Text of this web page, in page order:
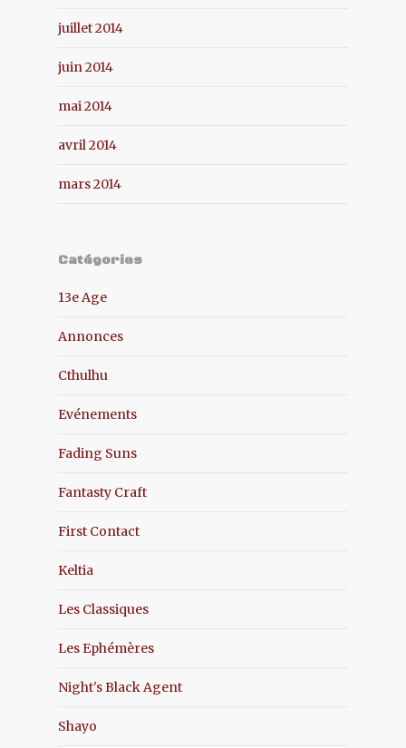
juillet 2014
juin 2014
mai 2014
avril 2014
mars 2014
Catégories
13e Age
Annonces
Cthulhu
Evénements
Fading Suns
Fantasty Craft
First Contact
Keltia
Les Classiques
Les Ephémères
Night's Black Agent
Shayo